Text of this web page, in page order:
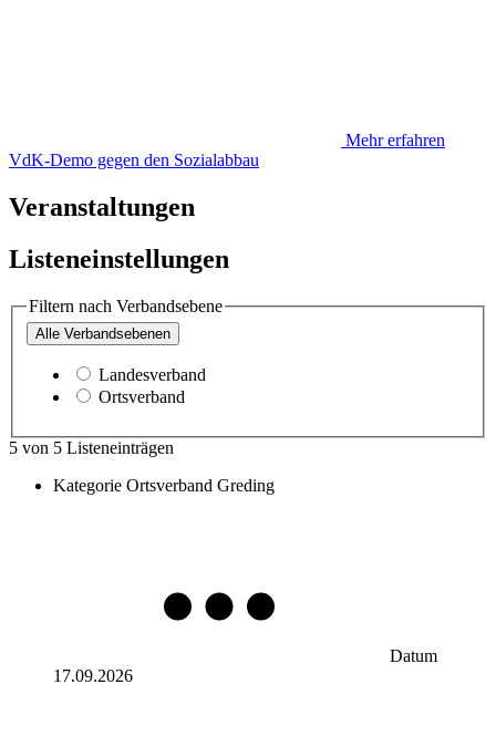
Mehr erfahren
VdK-Demo gegen den Sozialabbau
Veranstaltungen
Listeneinstellungen
Filtern nach Verbandsebene
Alle Verbandsebenen
Landesverband
Ortsverband
5 von 5 Listeneinträgen
Kategorie Ortsverband Greding
Datum
17.09.2026